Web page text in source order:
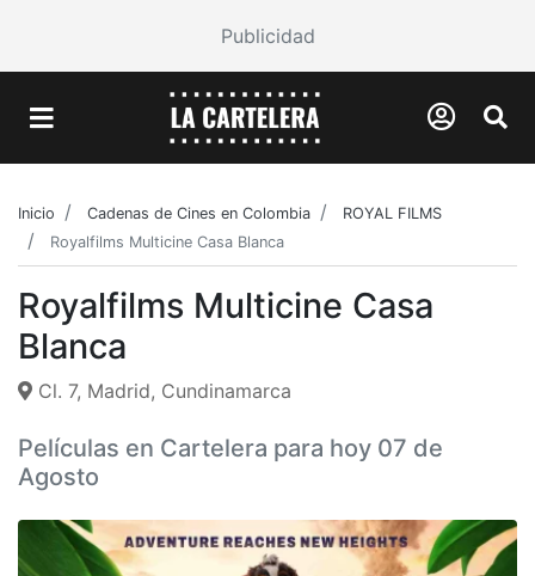
Publicidad
Inicio Cadenas de Cines en Colombia
ROYAL FILMS
Royalfilms Multicine Casa Blanca
Royalfilms Multicine Casa
Blanca
Cl. 7, Madrid, Cundinamarca
Películas en Cartelera para hoy 07 de
Agosto